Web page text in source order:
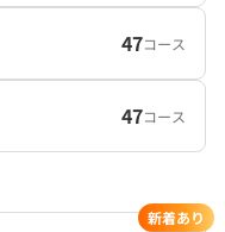
47コース
47コース
新着あり